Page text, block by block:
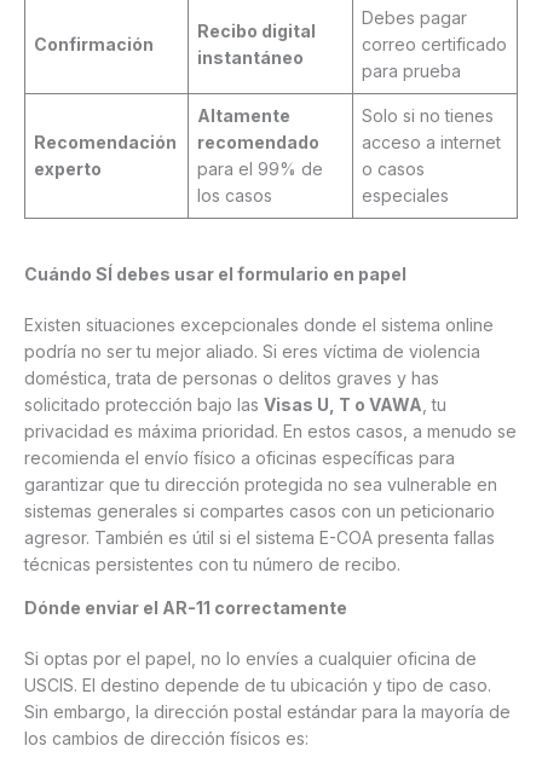
Confirmación
Recibo digital
instantáneo
Debes pagar
correo certificado
para prueba
Recomendación
experto
Altamente
recomendado
para el 99% de
los casos
Solo si no tienes
acceso a internet
o casos
especiales
Cuándo SÍ debes usar el formulario en papel
Existen situaciones excepcionales donde el sistema online
podría no ser tu mejor aliado. Si eres víctima de violencia
doméstica, trata de personas o delitos graves y has
solicitado protección bajo las Visas U, T o VAWA , tu
privacidad es máxima prioridad. En estos casos, a menudo se
recomienda el envío físico a oficinas específicas para
garantizar que tu dirección protegida no sea vulnerable en
sistemas generales si compartes casos con un peticionario
agresor. También es útil si el sistema E-COA presenta fallas
técnicas persistentes con tu número de recibo.
Dónde enviar el AR-11 correctamente
Si optas por el papel, no lo envíes a cualquier oficina de
USCIS. El destino depende de tu ubicación y tipo de caso.
Sin embargo, la dirección postal estándar para la mayoría de
los cambios de dirección físicos es: